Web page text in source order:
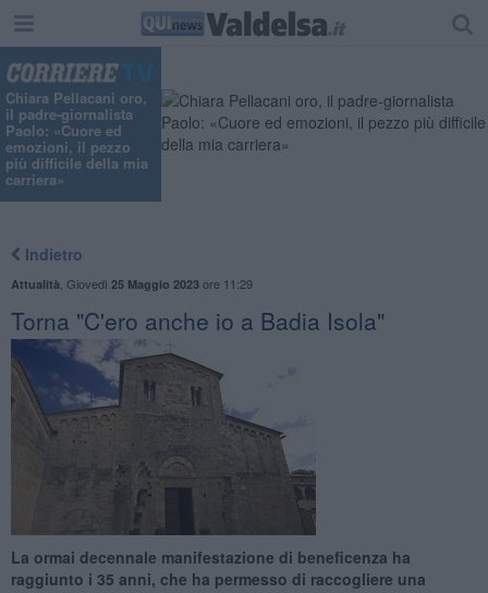
Chiara Pellacani oro,
il padre-giornalista
Paolo: «Cuore ed
emozioni, il pezzo
più difficile della mia
carriera»
Indietro
Attualità Giovedì 25 Maggio 2023ore 11:29
Torna "C'ero anche io a Badia Isola"
La ormai decennale manifestazione di beneficenza ha
raggiunto i 35 anni, che ha permesso di raccogliere una